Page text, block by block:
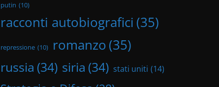
putin (10)
racconti autobiografici (35)
repressione (10) romanzo(35)
russia (34) siria (34) stati uniti (14)